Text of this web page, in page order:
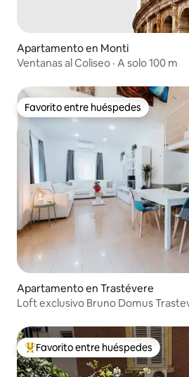
Apartamento en Monti
Ventanas al Coliseo · A solo 100 m
Favorito entre huéspedes
Favorito entre huéspedes
Apartamento en Trastévere
Loft exclusivo Bruno Domus
Favorito entre huéspedes preferido
Favorito entre huéspedes